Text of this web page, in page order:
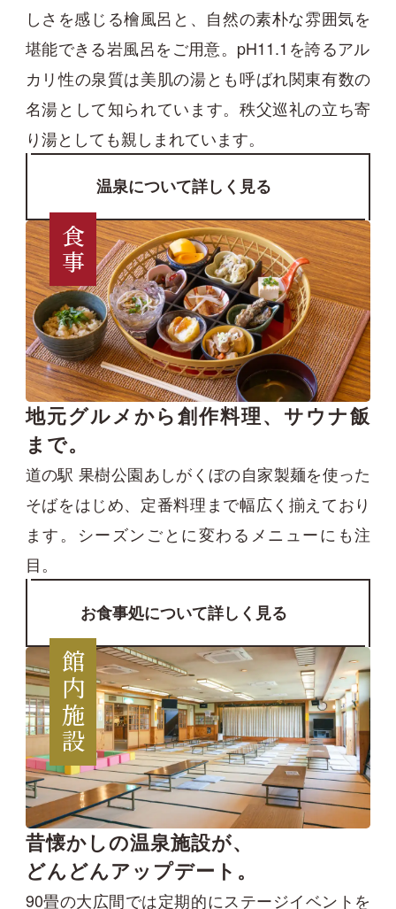
しさを感じる檜風呂と、自然の素朴な雰囲気を
堪能できる岩風呂をご用意。pH11.1を誇るアル
カリ性の泉質は美肌の湯とも呼ばれ関東有数の
名湯として知られています。秩父巡礼の立ち寄
り湯としても親しまれています。
温泉について詳しく見る
食事
地元グルメから創作料理、サウナ飯
まで。
道の駅 果樹公園あしがくぼの自家製麺を使った
そばをはじめ、定番料理まで幅広く揃えており
ます。シーズンごとに変わるメニューにも注
目。
お食事処について詳しく見る
館内施設
昔懐かしの温泉施設が、
どんどんアップデート。
90畳の大広間では定期的にステージイベントを